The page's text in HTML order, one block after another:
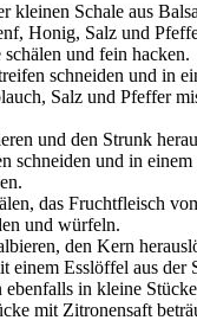
kleinen Schale aus
Honig, Salz und
und fein hacken.
schneiden und in
Salz und Pfeffer
und den Strunk
schneiden und in
das Fruchtfleisch
und würfeln.
den Kern
einem Esslöffel aus der
in kleine
mit Zitronensaft